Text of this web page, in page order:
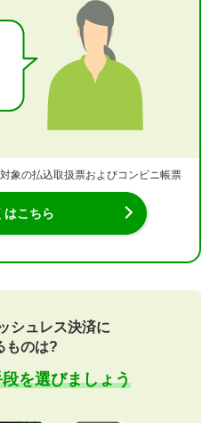
象の払込取扱票およびコンビニ帳票
はこちら
シュレス決済に
ものは?
を選びましょう